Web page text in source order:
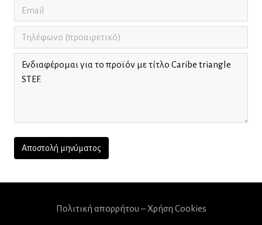
Πολιτική απορρήτου – Χρήση Cookies